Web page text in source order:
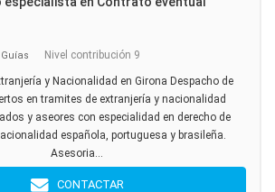
Guías Nivel contribución 9
y Nacionalidad en Girona Despacho de
en tramites de extranjería y nacionalidad
y aseores con especialidad en derecho de
española, portuguesa y brasileña.
Asesoria...
CONTACTAR